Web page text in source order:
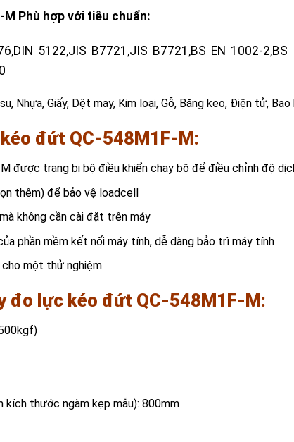
Phù hợp với tiêu chuẩn:
5122,JIS B7721,JIS B7721,BS EN 1002-
Nhựa, Giấy, Dệt may, Kim loại, Gỗ, Băng keo, Điện tử,
đứt QC-548M1F-M:
được trang bị bộ điều khiển chạy bộ để điều chỉnh độ
thêm) để bảo vệ loadcell
không cần cài đặt trên máy
phần mềm kết nối máy tính, dễ dàng bảo trì máy tính
một thử nghiệm
đo lực kéo đứt QC-548M1F-M:
kích thước ngàm kẹp mẫu): 800mm